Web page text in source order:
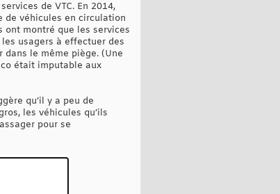
de VTC. En 2014,
de véhicules en circulation
ont montré que les services
usagers à effectuer des
le même piège. (Une
était imputable aux
qu’il y a peu de
les véhicules qu’ils
pour se